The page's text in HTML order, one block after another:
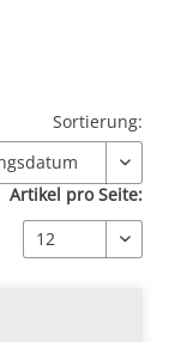
Sortierung:
Artikel pro Seite: